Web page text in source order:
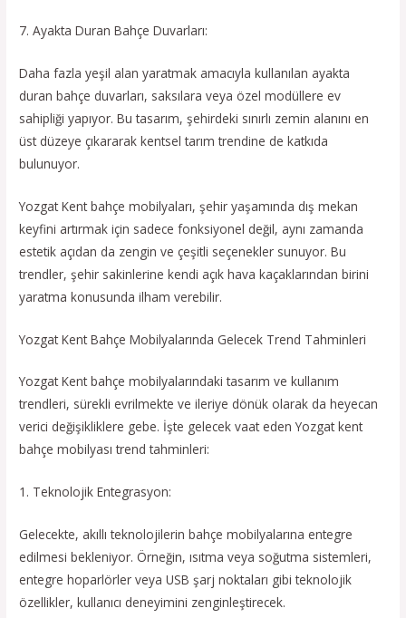
7. Ayakta Duran Bahçe Duvarları:
Daha fazla yeşil alan yaratmak amacıyla kullanılan ayakta
duran bahçe duvarları, saksılara veya özel modüllere ev
sahipliği yapıyor. Bu tasarım, şehirdeki sınırlı zemin alanını en
üst düzeye çıkararak kentsel tarım trendine de katkıda
bulunuyor.
Yozgat Kent bahçe mobilyaları, şehir yaşamında dış mekan
keyfini artırmak için sadece fonksiyonel değil, aynı zamanda
estetik açıdan da zengin ve çeşitli seçenekler sunuyor. Bu
trendler, şehir sakinlerine kendi açık hava kaçaklarından birini
yaratma konusunda ilham verebilir.
Yozgat Kent Bahçe Mobilyalarında Gelecek Trend Tahminleri
Yozgat Kent bahçe mobilyalarındaki tasarım ve kullanım
trendleri, sürekli evrilmekte ve ileriye dönük olarak da heyecan
verici değişikliklere gebe. İşte gelecek vaat eden Yozgat kent
bahçe mobilyası trend tahminleri:
1. Teknolojik Entegrasyon:
Gelecekte, akıllı teknolojilerin bahçe mobilyalarına entegre
edilmesi bekleniyor. Örneğin, ısıtma veya soğutma sistemleri,
entegre hoparlörler veya USB şarj noktaları gibi teknolojik
özellikler, kullanıcı deneyimini zenginleştirecek.